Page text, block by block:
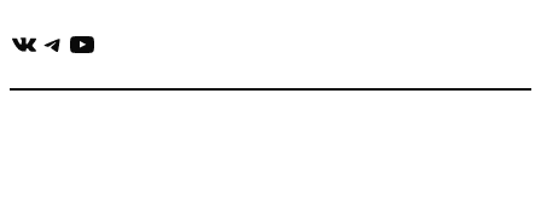
ВКонтакте
Telegram
YouTube